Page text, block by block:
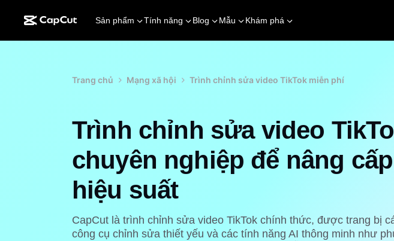
Sản phẩm Tính năng Blog Mẫu Khám phá
Trang chủ Mạng xã hội Trình chỉnh sửa video TikTok miễn phí
Trình chỉnh sửa video
chuyên nghiệp để nâng cấp
hiệu suất
CapCut là trình chỉnh sửa video TikTok chính thức, được trang bị
công cụ chỉnh sửa thiết yếu và các tính năng AI thông minh như